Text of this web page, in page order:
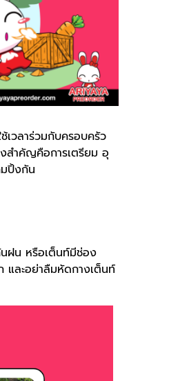
เวลาร่วมกับครอบครัว
สำคัญคือการเตรียม อุ
ปิ้งกัน
นฝน หรือเต็นท์มีช่อง
และอย่าลืมหัดกางเต็นท์